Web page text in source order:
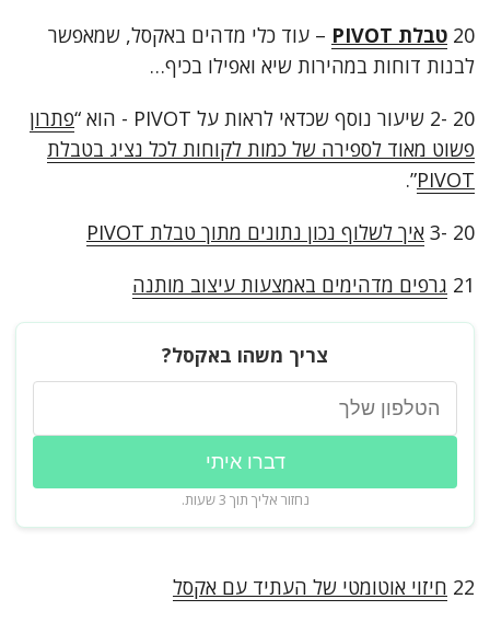
20 טבלת PIVOT
– עוד כלי מדהים באקסל, שמאפשר
לבנות דוחות במהירות שיא ואפילו בכיף…
20 -2 שיעור נוסף שכדאי לראות על PIVOT - הוא “
פתרון
פשוט מאוד לספירה של כמות לקוחות לכל נציג בטבלת
PIVOT
”.
20 -3
איך לשלוף נכון נתונים מתוך טבלת PIVOT
21 גרפים מדהימים באמצעות עיצוב מותנה
צריך משהו באקסל?
דברו איתי
נחזור אליך תוך 3 שעות.
22 חיזוי אוטומטי של העתיד עם אקסל